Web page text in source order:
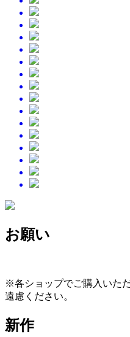
お願い
※各ショップでご購入いた
遠慮くださ
新作